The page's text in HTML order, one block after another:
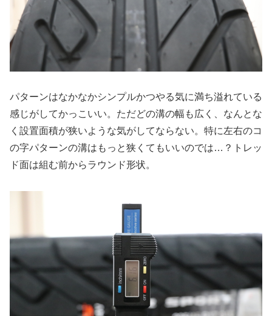
パターンはなかなかシンプルかつやる気に満ち溢れている
感じがしてかっこいい。ただどの溝の幅も広く、なんとな
く設置面積が狭いような気がしてならない。特に左右のコ
の字パターンの溝はもっと狭くてもいいのでは…？トレッ
ド面は組む前からラウンド形状。